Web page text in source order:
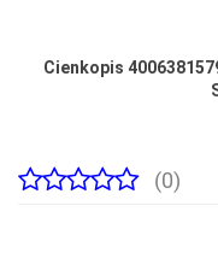
Cienkopis
(0)